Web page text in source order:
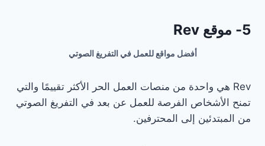
5- موقع Rev
أفضل مواقع للعمل في التفريغ الصوتي
Rev هي واحدة من منصات العمل الحر الأكثر تقييمًا والتي
تمنح الأشخاص الفرصة للعمل عن بعد في التفريغ الصوتي
من المبتدئين إلى المحترفين.